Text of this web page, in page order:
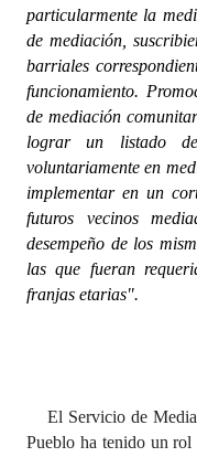
particularmente la
de mediación,
barriales
funcionamiento.
de mediación
lograr un listado de
voluntariamente en
implementar en un
futuros vecinos
desempeño de los
las que fueran
franjas etarias".
El Servicio de
Pueblo ha tenido un